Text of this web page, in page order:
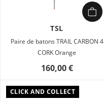
TSL
Paire de batons TRAIL CARBON 4
CORK Orange
160,00 €
CLICK AND COLLECT